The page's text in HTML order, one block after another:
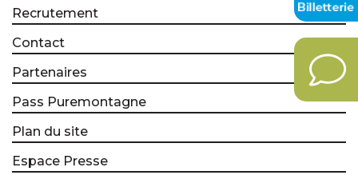
Recrutement
Contact
Partenaires
Pass Puremontagne
Plan du site
Espace Presse